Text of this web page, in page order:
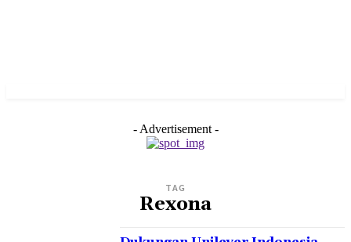
- Advertisement -
TAG
Rexona